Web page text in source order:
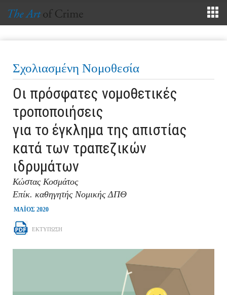
Σχολιασμένη Νομοθεσία
Οι πρόσφατες νομοθετικές
τροποποιήσεις
για το έγκλημα της απιστίας
κατά των τραπεζικών
ιδρυμάτων
Κώστας Κοσμάτος
Επίκ. καθηγητής Νομικής ΔΠΘ
ΜΑΪΟΣ 2020
ΕΚΤΥΠΩΣΗ